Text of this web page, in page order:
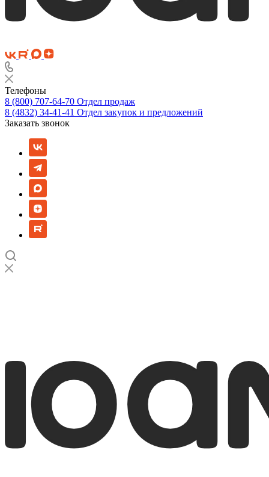
Телефоны
8 (800) 707-64-70 Отдел продаж
8 (4832) 34-41-41 Отдел закупок и предложений
Заказать звонок